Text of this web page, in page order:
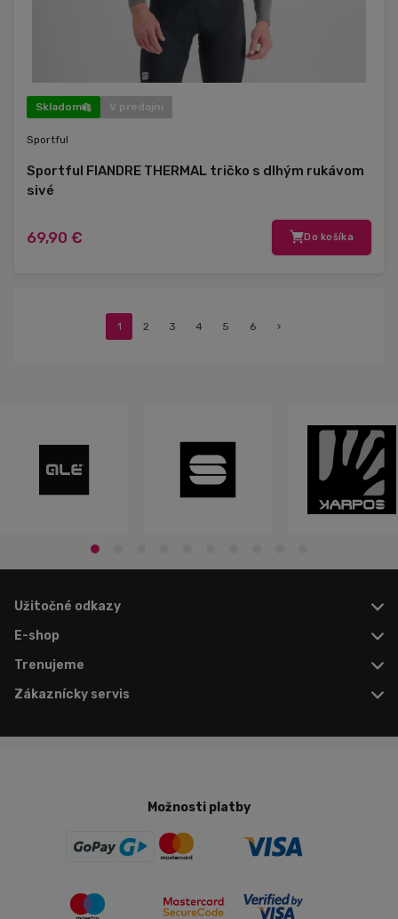
Skladom V predajni
Sportful
Sportful FIANDRE THERMAL tričko s dlhým rukávom
sivé
69,90 € Do košíka
1 2 3 4 5 6 ›
Užitočné odkazy
E-shop
Trenujeme
Zákaznícky servis
Možnosti platby